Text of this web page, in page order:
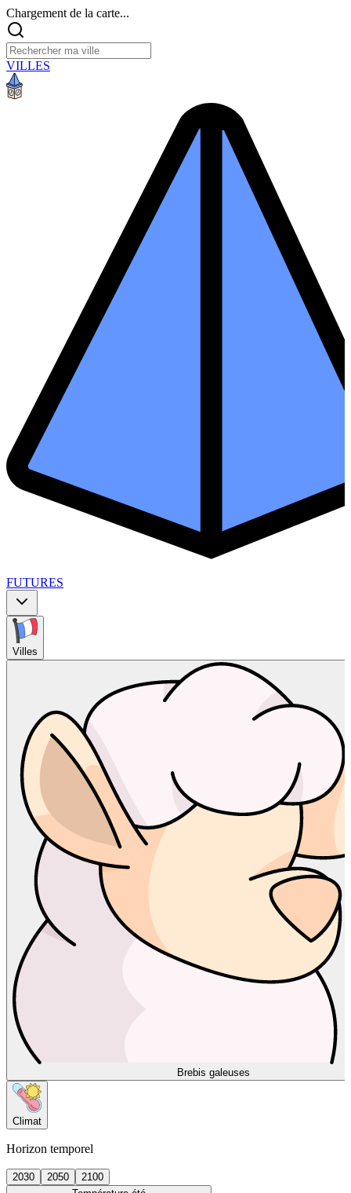
Chargement de la carte...
VILLES
FUTURES
Villes
Brebis galeuses
Climat
Horizon temporel
2030 2050
2100